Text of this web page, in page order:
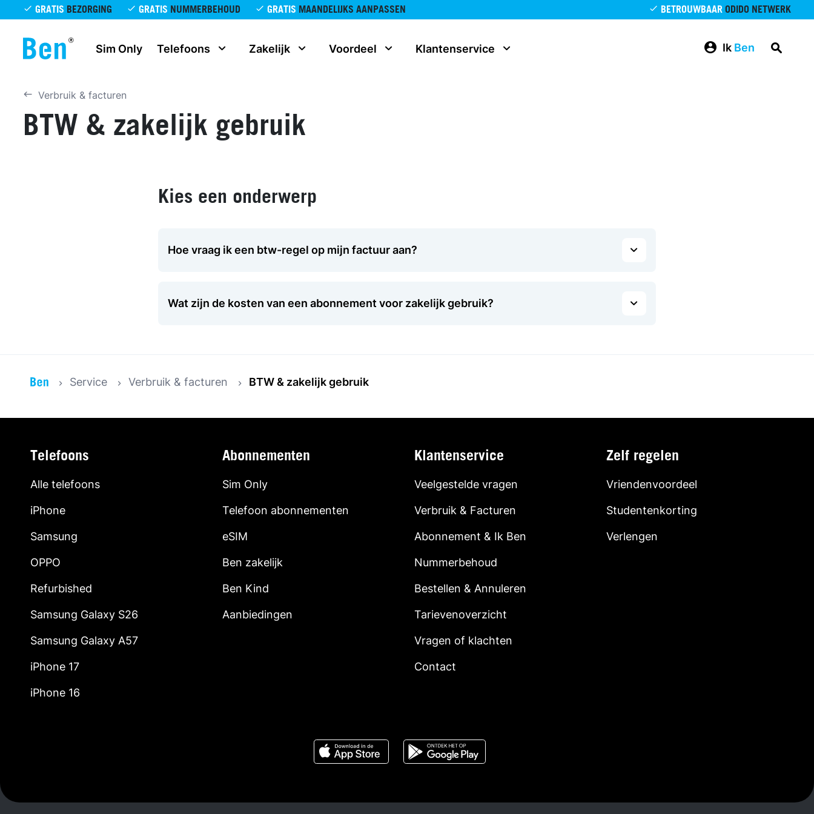
Overslaan en naar de inhoud gaan
GRATIS BEZORGING GRATIS NUMMERBEHOUD GRATIS MAANDELIJKS AANPASSEN BETROUWBAAR ODIDO NETWERK
Sim Only Telefoons Zakelijk Voordeel Klantenservice Ik Ben
Verbruik & facturen
BTW & zakelijk gebruik
Kies een onderwerp
Hoe vraag ik een btw-regel op mijn factuur aan?
Wat zijn de kosten van een abonnement voor zakelijk gebruik?
Service Verbruik & facturen BTW & zakelijk gebruik
Telefoons
Alle telefoons
iPhone
Samsung
OPPO
Refurbished
Samsung Galaxy S26
Samsung Galaxy A57
iPhone 17
iPhone 16
Abonnementen
Sim Only
Telefoon abonnementen
eSIM
Ben zakelijk
Ben Kind
Aanbiedingen
Klantenservice
Veelgestelde vragen
Verbruik & Facturen
Abonnement & Ik Ben
Nummerbehoud
Bestellen & Annuleren
Tarievenoverzicht
Vragen of klachten
Contact
Zelf regelen
Vriendenvoordeel
Studentenkorting
Verlengen